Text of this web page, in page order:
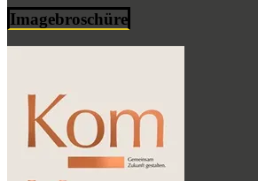
Imagebroschüre